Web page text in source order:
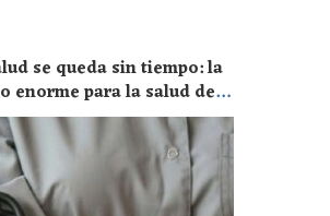
se queda sin tiempo: la
enorme para la salud de